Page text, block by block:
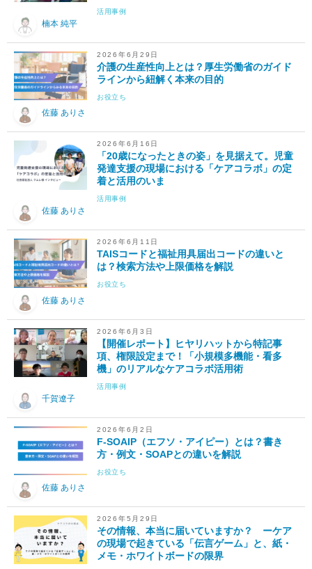
活用事例
楠本 純平
2026年6月29日
介護の生産性向上とは？厚生労働省のガイド
ラインから紐解く本来の目的
お役立ち
佐藤 ありさ
2026年6月16日
「20歳になったときの姿」を見据えて。児童
発達支援の現場における「ケアコラボ」の定
着と活用のいま
活用事例
佐藤 ありさ
2026年6月11日
TAISコードと福祉用具届出コードの違いと
は？検索方法や上限価格を解説
お役立ち
佐藤 ありさ
2026年6月3日
【開催レポート】ヒヤリハットから特記事
項、権限設定まで！「小規模多機能・看多
機」のリアルなケアコラボ活用術
活用事例
千賀遼子
2026年6月2日
F-SOAIP（エフソ・アイピー）とは？書き
方・例文・SOAPとの違いを解説
お役立ち
佐藤 ありさ
2026年5月29日
その情報、本当に届いていますか？ ーケア
の現場で起きている「伝言ゲーム」と、紙・
メモ・ホワイトボードの限界